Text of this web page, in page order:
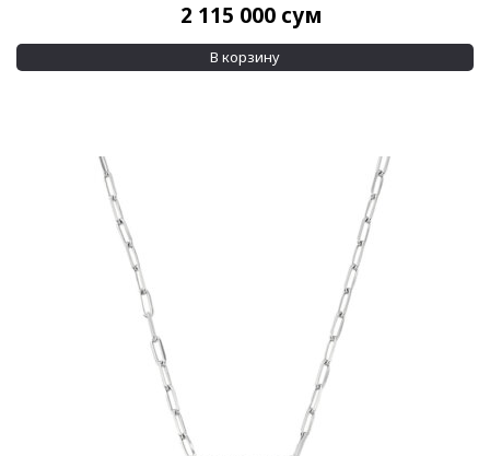
2 115 000 сум
В корзину